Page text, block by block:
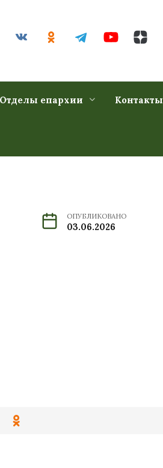
Отделы епархии Контакты
ОПУБЛИКОВАНО
03.06.2026